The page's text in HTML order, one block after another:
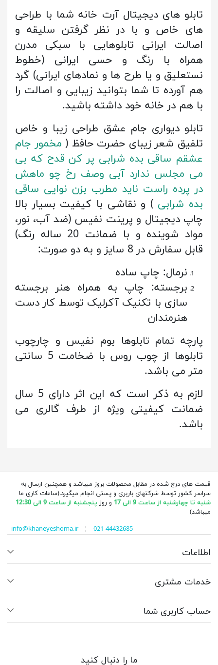
تابلو های دیجیتال آرت خانه شما با طراحی
های خاص و با در نظر گرفتن سلیقه و
اصالت ایرانی تابلوهایی با سبکی مدرن
همراه با رنگ و حسی ایرانی (خطوط
نستعلیق و یا طرح ها و نمادهای ایرانی) گرد
هم آورده تا شما بتوانید زیبایی و اصالت را
با هم در خانه خود داشته باشید.
تابلو دیواری جام عشق طراحی زیبا و خاص
تلفیق شعر زیبای حضرت حافظ ( مخمور جام
عشقم ساقی بده شرابی پر کن قدح که بی
می مجلس ندارد آبی وصف رخ چو ماهش
در پرده راست ناید مطرب بزن نوایی ساقی
بده شرابی ) و نقاشی با کیفیت بسیار بالا
چاپ دیجیتال و پرینت نفیس (ضد آب، نور،
مواد شوینده و با ضمانت 20 ساله رنگ)
قابل سفارش در 8 سایز و به دو صورت:
نرمال: چاپ ساده
برجسته: چاپ به همراه هنر برجسته
سازی با تکنیک آکرلیک توسط کار دست
هنرمندان
پارچه تمام تابلوها بوم نفیس و چارچوب
تابلوها از چوب روس با ضخامت 5 سانتی
متر می باشد.
لازم به ذکر است که این اثر دارای 5 سال
ضمانت کیفیتی ویژه از طرف گالری می
باشد.
قیمت های درج شده در مقابل محصولات بروز میباشد و همچنین ارسال به
سراسر کشور توسط شرکتهای باربری و پستی انجام میگیرد.(ساعات کاری ما
شنبه تا چهارشنبه از ساعت 9 الی 17
و روز پنجشنبه از ساعت 9 الی 12:30
میباشد)
info@khaneyeshoma.ir¦ 021-44432685
اطلاعات
خدمات مشتری
حساب کاربری شما
ما را دنبال کنید